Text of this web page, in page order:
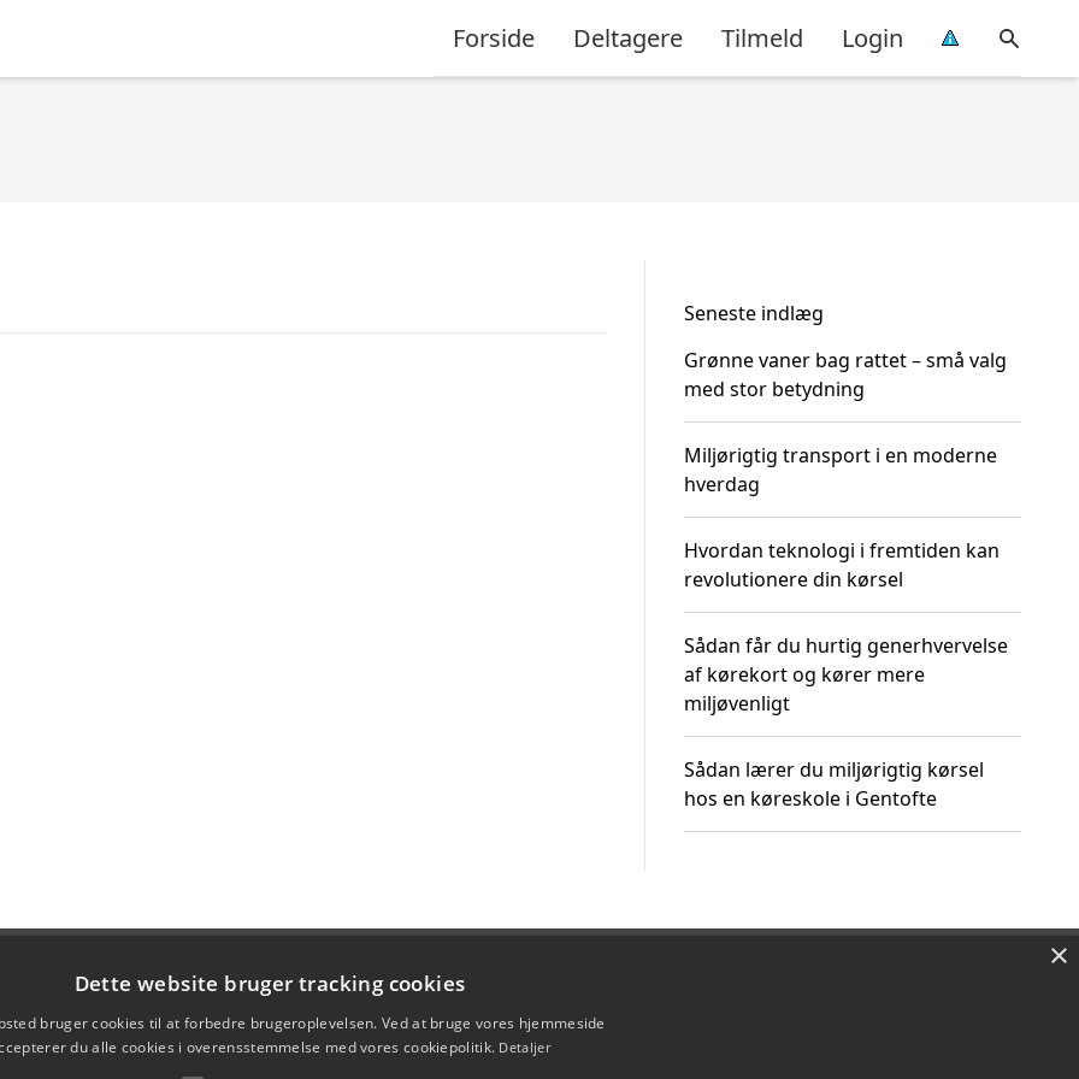
Forside Deltagere Tilmeld Login
Seneste indlæg
Grønne vaner bag rattet – små valg
med stor betydning
Miljørigtig transport i en moderne
hverdag
Hvordan teknologi i fremtiden kan
revolutionere din kørsel
Sådan får du hurtig generhvervelse
af kørekort og kører mere
miljøvenligt
Sådan lærer du miljørigtig kørsel
hos en køreskole i Gentofte
×
Dette website bruger tracking cookies
bruger cookies til at forbedre brugeroplevelsen. Ved at bruge vores hjemmeside
du alle cookies i overensstemmelse med vores cookiepolitik. Detaljer